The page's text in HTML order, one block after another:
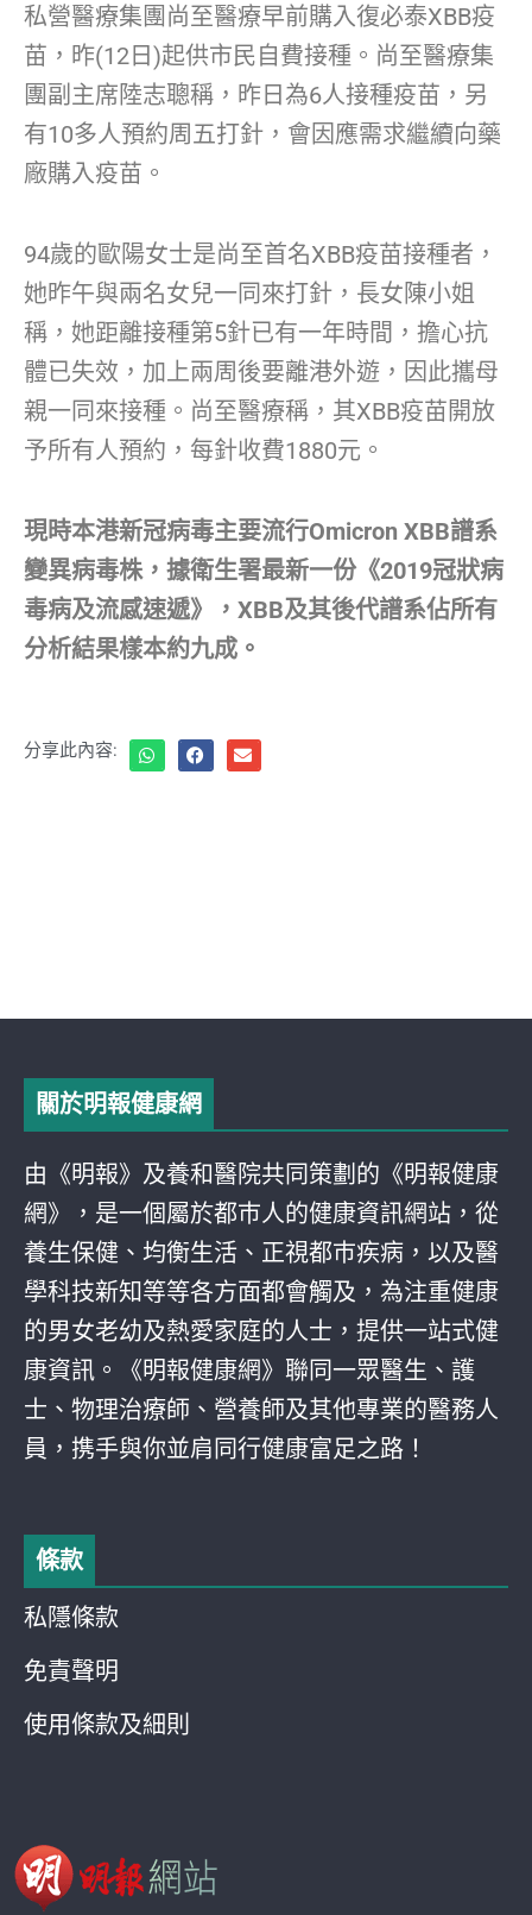
私營醫療集團尚至醫療早前購入復必泰XBB疫
苗，昨(12日)起供市民自費接種。尚至醫療集
團副主席陸志聰稱，昨日為6人接種疫苗，另
有10多人預約周五打針，會因應需求繼續向藥
廠購入疫苗。
94歲的歐陽女士是尚至首名XBB疫苗接種者，
她昨午與兩名女兒一同來打針，長女陳小姐
稱，她距離接種第5針已有一年時間，擔心抗
體已失效，加上兩周後要離港外遊，因此攜母
親一同來接種。尚至醫療稱，其XBB疫苗開放
予所有人預約，每針收費1880元。
現時本港新冠病毒主要流行Omicron XBB譜系
變異病毒株，據衛生署最新一份《2019冠狀病
毒病及流感速遞》，XBB及其後代譜系佔所有
分析結果樣本約九成。
分享此內容:
關於明報健康網
由《明報》及養和醫院共同策劃的《明報健康
網》，是一個屬於都巿人的健康資訊網站，從
養生保健、均衡生活、正視都巿疾病，以及醫
學科技新知等等各方面都會觸及，為注重健康
的男女老幼及熱愛家庭的人士，提供一站式健
康資訊。《明報健康網》聯同一眾醫生、護
士、物理治療師、營養師及其他專業的醫務人
員，携手與你並肩同行健康富足之路！
條款
私隱條款
免責聲明
使用條款及細則